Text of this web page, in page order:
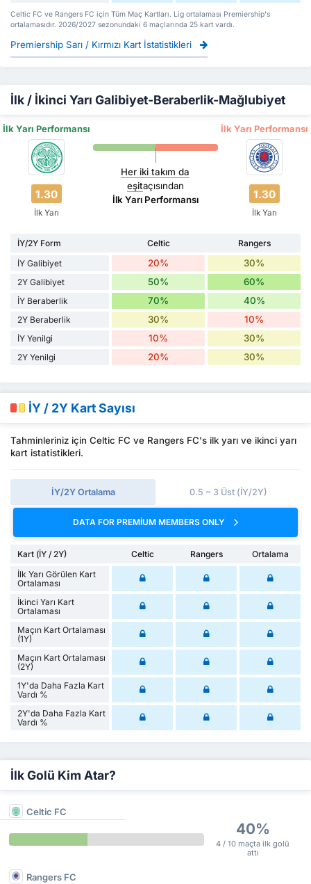
Celtic FC ve Rangers FC için Tüm Maç Kartları. Lig ortalaması Premiership's
ortalamasıdır. 2026/2027 sezonundaki 6 maçlarında 25 kart vardı.
Premiership Sarı / Kırmızı Kart İstatistikleri
İlk / İkinci Yarı Galibiyet-Beraberlik-Mağlubiyet
İlk Yarı Performansı İlk Yarı Performansı
1.30
İlk Yarı
Her iki takım da
eşitaçısından
İlk Yarı Performansı
1.30
İlk Yarı
İY/2Y Form Celtic
Rangers
İY Galibiyet
20% 30%
2Y Galibiyet 50% 60%
İY Beraberlik 70% 40%
2Y Beraberlik 30% 10%
İY Yenilgi 10% 30%
2Y Yenilgi 20% 30%
İY / 2Y Kart Sayısı
Tahminleriniz için Celtic FC ve Rangers FC's ilk yarı ve ikinci yarı
kart istatistikleri.
İY/2Y Ortalama 0.5 ~ 3 Üst (İY/2Y)
DATA FOR PREMIUM MEMBERS ONLY
Kart (İY / 2Y) Celtic Rangers
Ortalama
İlk Yarı Görülen Kart
Ortalaması
İkinci Yarı Kart
Ortalaması
Maçın Kart Ortalaması
(1Y)
Maçın Kart Ortalaması
(2Y)
1Y'da Daha Fazla Kart
Vardı %
2Y'da Daha Fazla Kart
Vardı %
İlk Golü Kim Atar?
Celtic FC
40%
4 / 10 maçta ilk golü
attı
Rangers FC